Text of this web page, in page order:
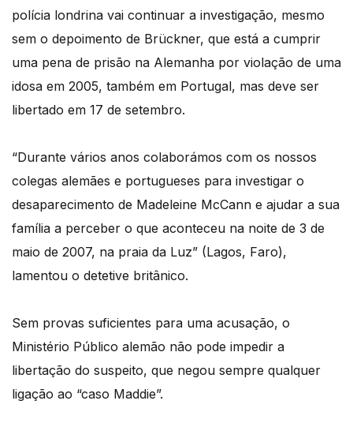
polícia londrina vai continuar a investigação, mesmo
sem o depoimento de Brückner, que está a cumprir
uma pena de prisão na Alemanha por violação de uma
idosa em 2005, também em Portugal, mas deve ser
libertado em 17 de setembro.
“Durante vários anos colaborámos com os nossos
colegas alemães e portugueses para investigar o
desaparecimento de Madeleine McCann e ajudar a sua
família a perceber o que aconteceu na noite de 3 de
maio de 2007, na praia da Luz” (Lagos, Faro),
lamentou o detetive britânico.
Sem provas suficientes para uma acusação, o
Ministério Público alemão não pode impedir a
libertação do suspeito, que negou sempre qualquer
ligação ao “caso Maddie”.